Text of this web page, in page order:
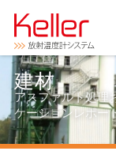
建材
アスファルト処理
ケーションレポー